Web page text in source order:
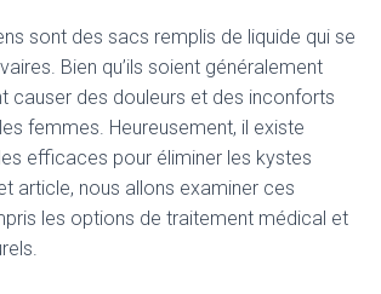
sont des sacs remplis de liquide qui se
Bien qu’ils soient généralement
causer des douleurs et des inconforts
femmes. Heureusement, il existe
efficaces pour éliminer les kystes
article, nous allons examiner ces
les options de traitement médical et